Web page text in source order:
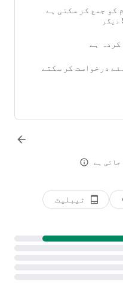
کو جمع کر سکتی ہے
کردہ ہے
درخواست کر سکتے
جاتی ہے info_outline
arrow_forward
tablet_android ٹیبلیٹ